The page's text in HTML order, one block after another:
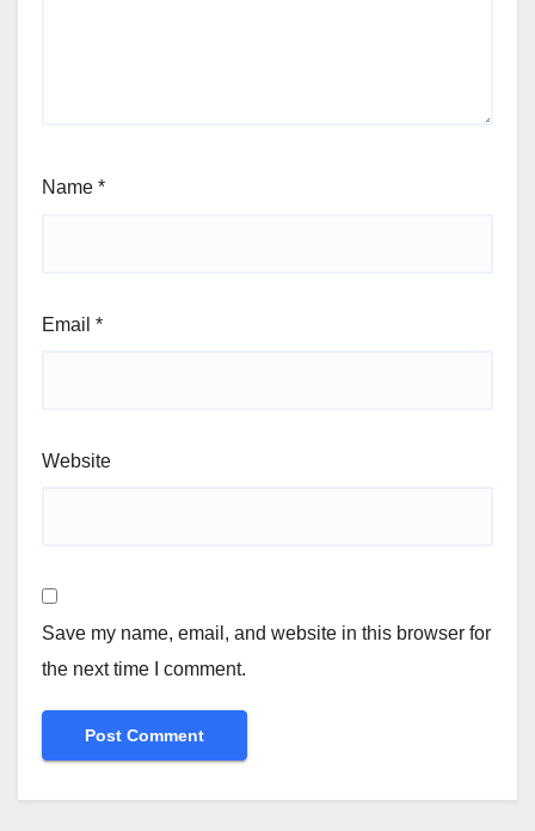
Name *
Email *
Website
Save my name, email, and website in this browser for
the next time I comment.